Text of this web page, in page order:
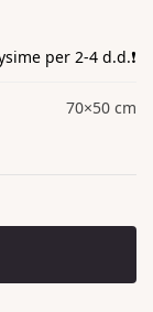
per 2-4 d.d.❗️
70×50 cm